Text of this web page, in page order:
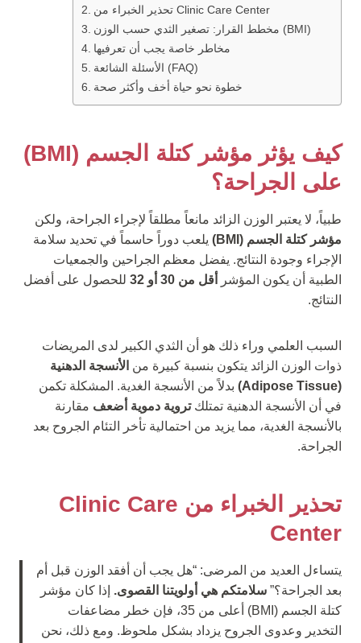
تحذير الخبراء من Clinic Care Center
مخطط القرار: تصغير الثدي حسب الوزن (BMI)
مخاطر خاصة يجب أن تعرفيها
الأسئلة الشائعة (FAQ)
خطوة نحو حياة أخف وأكثر صحة
كيف يؤثر مؤشر كتلة الجسم (BMI)
على الجراحة؟
طبياً، لا يعتبر الوزن الزائد مانعاً مطلقاً لإجراء الجراحة، ولكن
مؤشر كتلة الجسم (BMI)
يلعب دوراً حاسماً في تحديد سلامة
الإجراء وجودة النتائج. يفضل معظم الجراحين والجمعيات
الطبية أن يكون المؤشر
أقل من 30 أو 32
للحصول على أفضل
النتائج.
السبب العلمي وراء ذلك هو أن الثدي الكبير لدى المريضات
ذوات الوزن الزائد يتكون بنسبة كبيرة من الأنسجة الدهنية
(Adipose Tissue)
بدلاً من الأنسجة الغدية. المشكلة تكمن
في أن الأنسجة الدهنية تمتلكتروية دموية أضعف مقارنة
بالأنسجة الغدية، مما يزيد من احتمالية تأخر التئام الجروح بعد
الجراحة.
تحذير الخبراء من Clinic Care
Center
يتساءل العديد من المرضى: “هل يجب أن أفقد الوزن قبل أم
بعد الجراحة؟” سلامتكم هي أولويتنا القصوى. إذا كان مؤشر
كتلة الجسم (BMI) أعلى من 35، فإن خطر مضاعفات
التخدير وعدوى الجروح يزداد بشكل ملحوظ. ومع ذلك، نحن